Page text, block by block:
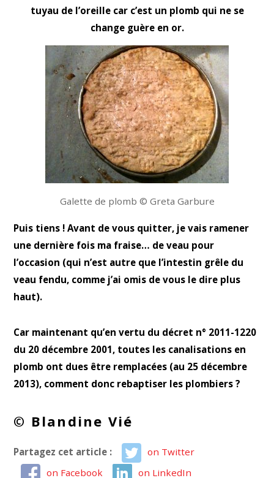
tuyau de l’oreille car c’est un plomb qui ne se
change guère en or.
Galette de plomb © Greta Garbure
Puis tiens ! Avant de vous quitter, je vais ramener
une dernière fois ma fraise… de veau pour
l’occasion (qui n’est autre que l’intestin grêle du
veau fendu, comme j’ai omis de vous le dire plus
haut).
Car maintenant qu’en vertu du décret n° 2011-1220
du 20 décembre 2001, toutes les canalisations en
plomb ont dues être remplacées (au 25 décembre
2013), comment donc rebaptiser les plombiers ?
© Blandine Vié
Partagez cet article :
on Twitter
on Facebook
on LinkedIn